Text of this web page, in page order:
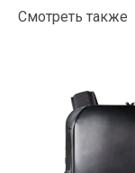
Смотреть также